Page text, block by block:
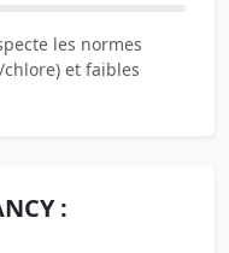
les normes
et faibles
: